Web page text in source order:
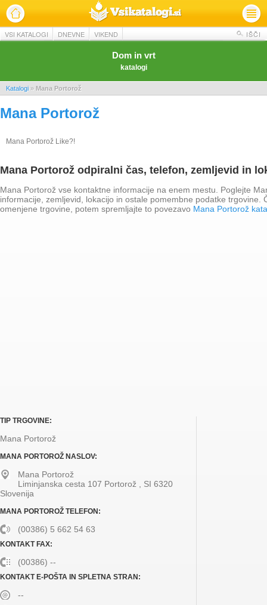
VSI KATALOGI DNEVNE VIKEND IŠČI
Dom in vrt
katalogi
Katalogi » Mana Portorož
Mana Portorož
Mana Portorož Like?!
Mana Portorož odpiralni čas, telefon, zemljevid in
Mana Portorož vse kontaktne informacije na enem mestu. Poglejte
informacije, zemljevid, lokacijo in ostale pomembne podatke trgovine.
omenjene trgovine, potem spremljajte to povezavo Mana Portorož
TIP TRGOVINE:
Mana Portorož
MANA PORTOROŽ NASLOV:
Mana Portorož
Liminjanska cesta 107 Portorož SI 6320
Slovenija
MANA PORTOROŽ TELEFON:
(00386) 5 662 54 63
KONTAKT FAX:
(00386) --
KONTAKT E-POŠTA IN SPLETNA STRAN:
--